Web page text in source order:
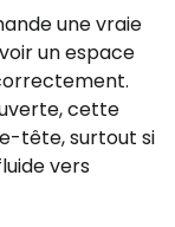
une vraie
un espace
cette
tête, surtout si
vers